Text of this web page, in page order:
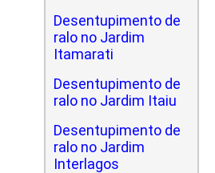
Desentupimento de
ralo no Jardim
Itamarati
Desentupimento de
ralo no Jardim Itaiu
Desentupimento de
ralo no Jardim
Interlagos